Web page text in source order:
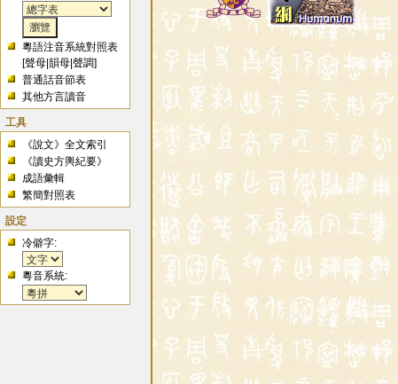
粵語注音系統對照表
[聲母 |韻母 |聲調]
普通話音節表
其他方言讀音
工具
《說文》全文索引
《讀史方輿紀要》
成語彙輯
繁簡對照表
設定
冷僻字:
粵音系統: